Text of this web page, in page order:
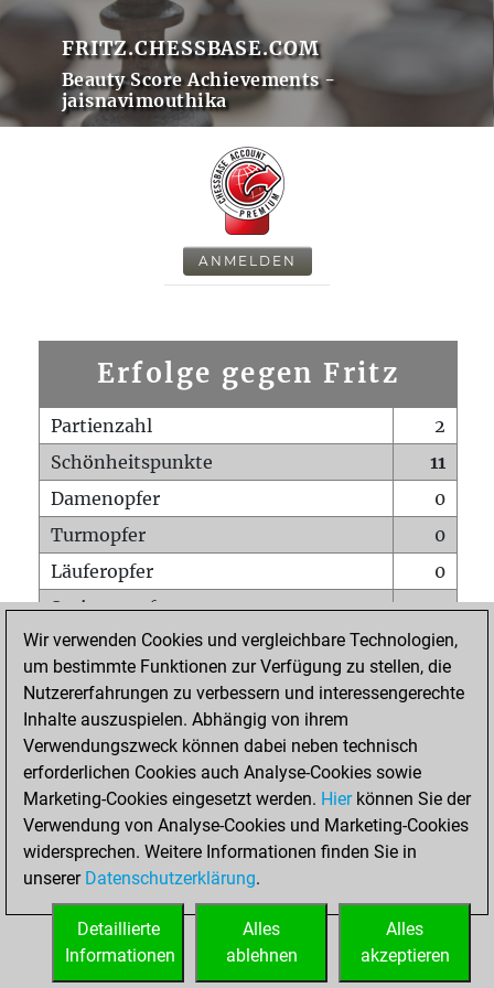
FRITZ.CHESSBASE.COM
Beauty Score Achievements -
jaisnavimouthika
ANMELDEN
Erfolge gegen Fritz
Partienzahl
2
Schönheitspunkte
11
Damenopfer
0
Turmopfer
0
Läuferopfer
0
Springeropfer
0
Bauernopfer
0
Matt auf vollem Brett
0
Bauer setzt Matt
Erstickte Matts
Unterverwandlungen
0
Türme auf der siebten
0
STARTSEITE
Wir verwenden Cookies und vergleichbare Technologien,
um bestimmte Funktionen zur Verfügung zu stellen, die
Nutzererfahrungen zu verbessern und interessengerechte
Inhalte auszuspielen. Abhängig von ihrem
Verwendungszweck können dabei neben technisch
erforderlichen Cookies auch Analyse-Cookies sowie
Marketing-Cookies eingesetzt werden. Hierkönnen Sie der
Verwendung von Analyse-Cookies und Marketing-Cookies
widersprechen. Weitere Informationen finden Sie in
unserer Datenschutzerklärung.
Alles
akzeptieren
Alles
ablehnen
Detaillierte
Informationen